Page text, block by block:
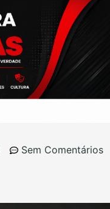
Sem Comentários